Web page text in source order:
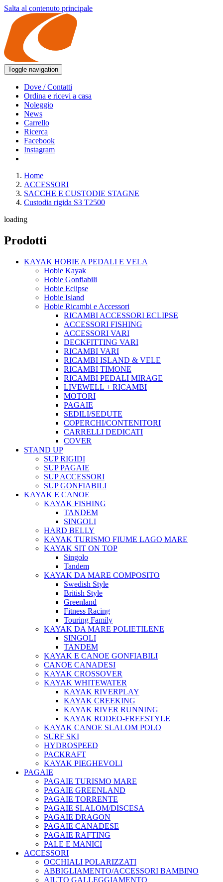
Salta al contenuto principale
Toggle navigation
Dove / Contatti
Ordina e ricevi a casa
Noleggio
News
Carrello
Ricerca
Facebook
Instagram
Home
ACCESSORI
SACCHE E CUSTODIE STAGNE
Custodia rigida S3 T2500
loading
Prodotti
KAYAK HOBIE A PEDALI E VELA
Hobie Kayak
Hobie Gonfiabili
Hobie Eclipse
Hobie Island
Hobie Ricambi e Accessori
RICAMBI ACCESSORI ECLIPSE
ACCESSORI FISHING
ACCESSORI VARI
DECKFITTING VARI
RICAMBI VARI
RICAMBI ISLAND & VELE
RICAMBI TIMONE
RICAMBI PEDALI MIRAGE
LIVEWELL + RICAMBI
MOTORI
PAGAIE
SEDILI/SEDUTE
COPERCHI/CONTENITORI
CARRELLI DEDICATI
COVER
STAND UP
SUP RIGIDI
SUP PAGAIE
SUP ACCESSORI
SUP GONFIABILI
KAYAK E CANOE
KAYAK FISHING
TANDEM
SINGOLI
HARD BELLY
KAYAK TURISMO FIUME LAGO MARE
KAYAK SIT ON TOP
Singolo
Tandem
KAYAK DA MARE COMPOSITO
Swedish Style
British Style
Greenland
Fitness Racing
Touring Family
KAYAK DA MARE POLIETILENE
SINGOLI
TANDEM
KAYAK E CANOE GONFIABILI
CANOE CANADESI
KAYAK CROSSOVER
KAYAK WHITEWATER
KAYAK RIVERPLAY
KAYAK CREEKING
KAYAK RIVER RUNNING
KAYAK RODEO-FREESTYLE
KAYAK CANOE SLALOM POLO
SURF SKI
HYDROSPEED
PACKRAFT
KAYAK PIEGHEVOLI
PAGAIE
PAGAIE TURISMO MARE
PAGAIE GREENLAND
PAGAIE TORRENTE
PAGAIE SLALOM/DISCESA
PAGAIE DRAGON
PAGAIE CANADESE
PAGAIE RAFTING
PALE E MANICI
ACCESSORI
OCCHIALI POLARIZZATI
ABBIGLIAMENTO/ACCESSORI BAMBINO
AIUTO GALLEGGIAMENTO